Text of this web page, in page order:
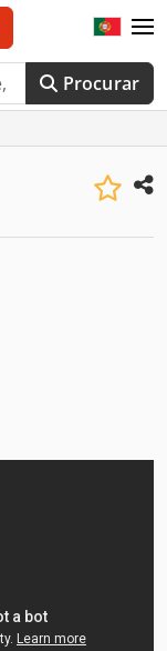
Procurar